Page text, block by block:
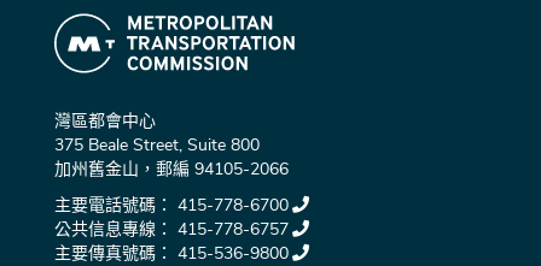
灣區都會中心
375 Beale Street, Suite 800
加州舊金山，郵編 94105-2066
主要電話號碼： 415-778-6700
公共信息專線： 415-778-6757
主要傳真號碼： 415-536-9800